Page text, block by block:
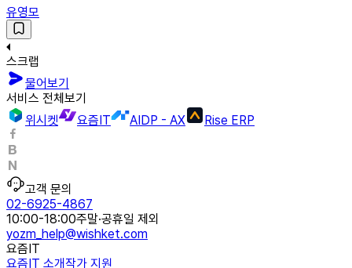
유영모
스크랩
물어보기
서비스 전체보기
위시켓
요즘IT AIDP - AX Rise ERP
고객 문의
02-6925-4867
10:00-18:00주말·공휴일 제외
yozm_help@wishket.com
요즘IT
요즘IT 소개작가 지원